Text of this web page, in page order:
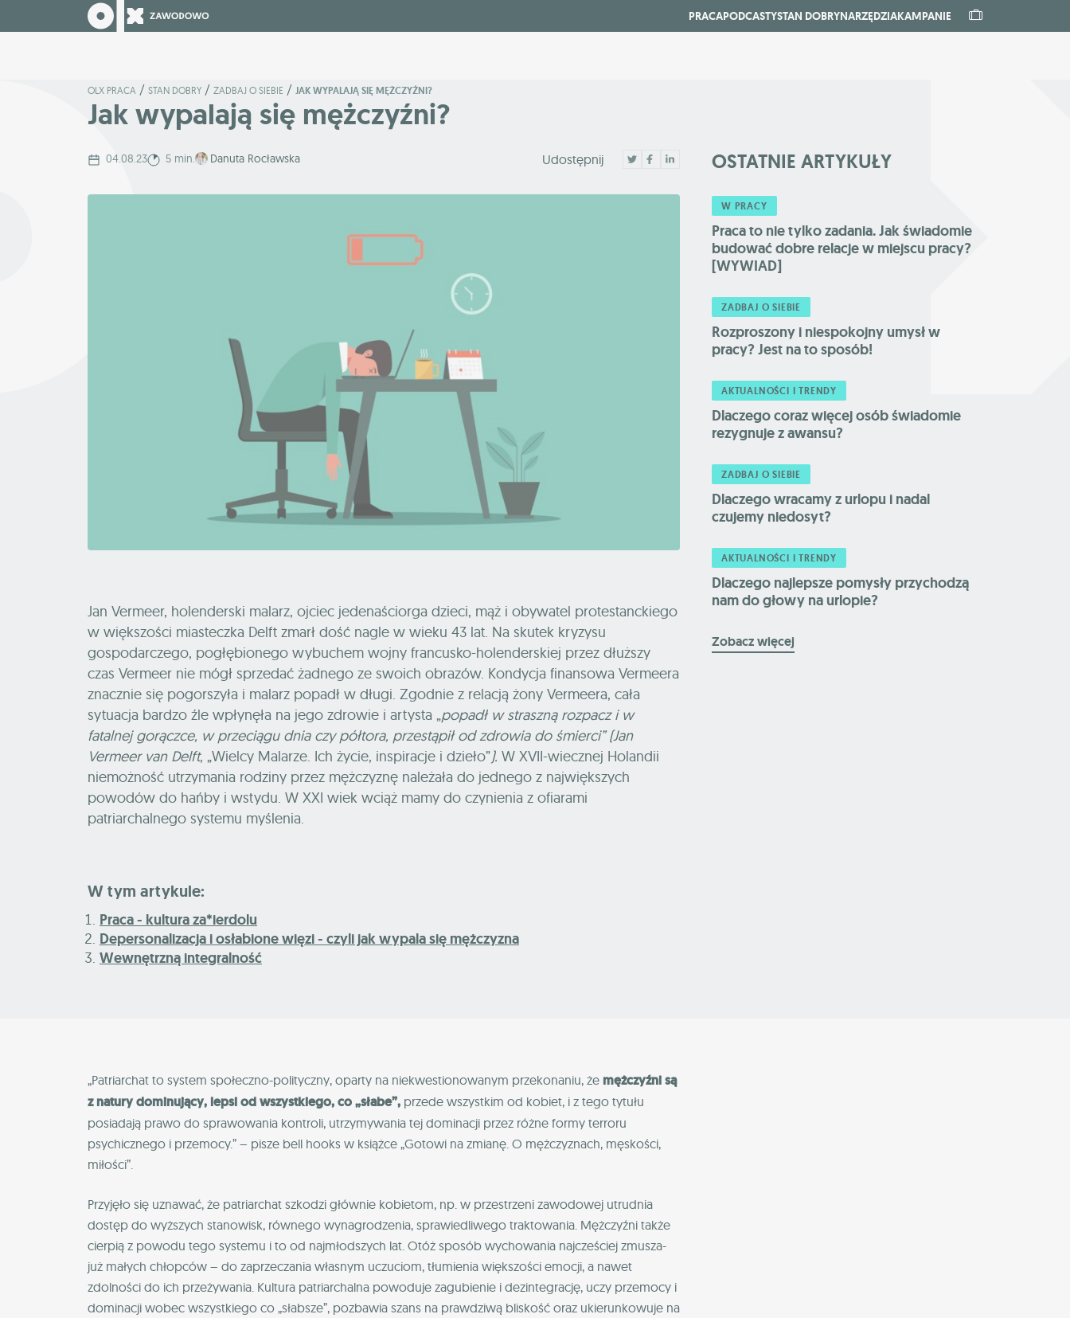
PRACAPODCASTYSTAN DOBRYNARZĘDZIAKAMPANIE
OLX PRACA / STAN DOBRY / ZADBAJ O SIEBIE / JAK WYPALAJĄ SIĘ MĘŻCZYŹNI?
Jak wypalają się mężczyźni?
04.08.23 5 min. Danuta Rocławska Udostępnij
Jan Vermeer, holenderski malarz, ojciec jedenaściorga dzieci, mąż i obywatel protestanckiego
w większości miasteczka Delft zmarł dość nagle w wieku 43 lat. Na skutek kryzysu
gospodarczego, pogłębionego wybuchem wojny francusko-holenderskiej przez dłuższy
czas Vermeer nie mógł sprzedać żadnego ze swoich obrazów. Kondycja finansowa Vermeera
znacznie się pogorszyła i malarz popadł w długi. Zgodnie z relacją żony Vermeera, cała
sytuacja bardzo źle wpłynęła na jego zdrowie i artysta „popadł w straszną rozpacz i w
fatalnej gorączce, w przeciągu dnia czy półtora, przestąpił od zdrowia do śmierci” (Jan
Vermeer van Delft, „Wielcy Malarze. Ich życie, inspiracje i dzieło”). W XVII-wiecznej Holandii
niemożność utrzymania rodziny przez mężczyznę należała do jednego z największych
powodów do hańby i wstydu. W XXI wiek wciąż mamy do czynienia z ofiarami
patriarchalnego systemu myślenia.
W tym artykule:
Praca - kultura za*ierdolu
Depersonalizacja i osłabione więzi - czyli jak wypala się mężczyzna
Wewnętrzną integralność
OSTATNIE ARTYKUŁY
W PRACY
Praca to nie tylko zadania. Jak świadomie
budować dobre relacje w miejscu pracy?
[WYWIAD]
ZADBAJ O SIEBIE
Rozproszony i niespokojny umysł w
pracy? Jest na to sposób!
AKTUALNOŚCI I TRENDY
Dlaczego coraz więcej osób świadomie
rezygnuje z awansu?
ZADBAJ O SIEBIE
Dlaczego wracamy z urlopu i nadal
czujemy niedosyt?
AKTUALNOŚCI I TRENDY
Dlaczego najlepsze pomysły przychodzą
nam do głowy na urlopie?
Zobacz więcej
„Patriarchat to system społeczno-polityczny, oparty na niekwestionowanym przekonaniu, że mężczyźni są
z natury dominujący, lepsi od wszystkiego, co „słabe”, przede wszystkim od kobiet, i z tego tytułu
posiadają prawo do sprawowania kontroli, utrzymywania tej dominacji przez różne formy terroru
psychicznego i przemocy.” – pisze bell hooks w książce „Gotowi na zmianę. O mężczyznach, męskości,
miłości”.
Przyjęło się uznawać, że patriarchat szkodzi głównie kobietom, np. w przestrzeni zawodowej utrudnia
dostęp do wyższych stanowisk, równego wynagrodzenia, sprawiedliwego traktowania. Mężczyźni także
cierpią z powodu tego systemu i to od najmłodszych lat. Otóż sposób wychowania najcześciej zmusza-
już małych chłopców – do zaprzeczania własnym uczuciom, tłumienia większości emocji, a nawet
zdolności do ich przeżywania. Kultura patriarchalna powoduje zagubienie i dezintegrację, uczy przemocy i
dominacji wobec wszystkiego co „słabsze”, pozbawia szans na prawdziwą bliskość oraz ukierunkowuje na